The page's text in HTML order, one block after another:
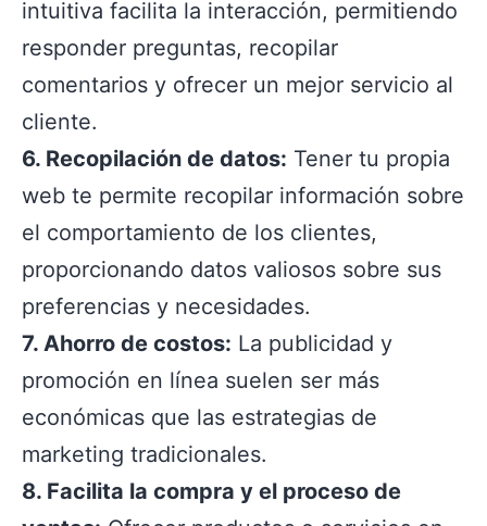
intuitiva facilita la interacción, permitiendo
responder preguntas, recopilar
comentarios y ofrecer un mejor servicio al
cliente.
6. Recopilación de datos: Tener tu propia
web te permite recopilar información sobre
el comportamiento de los clientes,
proporcionando datos valiosos sobre sus
preferencias y necesidades.
7. Ahorro de costos: La publicidad y
promoción en línea suelen ser más
económicas que las estrategias de
marketing tradicionales.
8. Facilita la compra y el proceso de